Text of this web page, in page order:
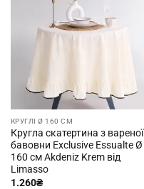
КРУГЛІ Ø 160 СМ
Кругла скатертина з вареної
бавовни Exclusive Essualte Ø
160 см Akdeniz Krem від
Limasso
1.260₴